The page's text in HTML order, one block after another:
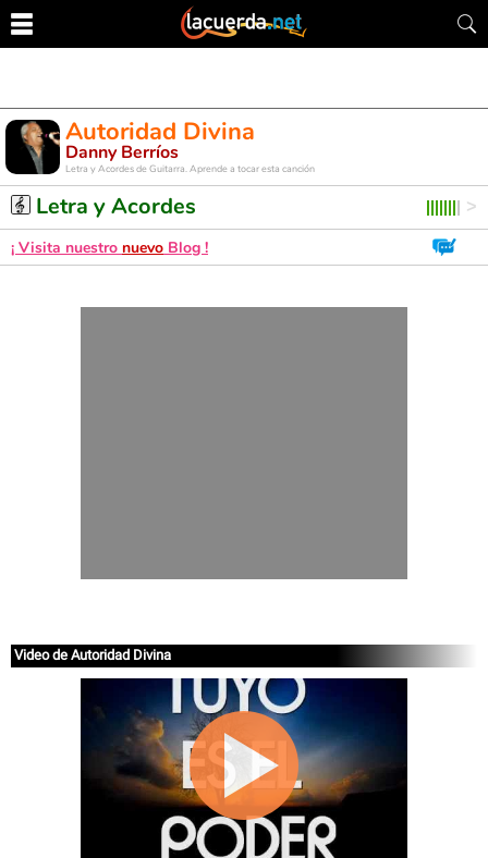
Autoridad Divina
Danny Berríos
Letra y Acordes de Guitarra. Aprende a tocar esta canción
Letra y Acordes
¡ Visita nuestro nuevo Blog !
Video de Autoridad Divina